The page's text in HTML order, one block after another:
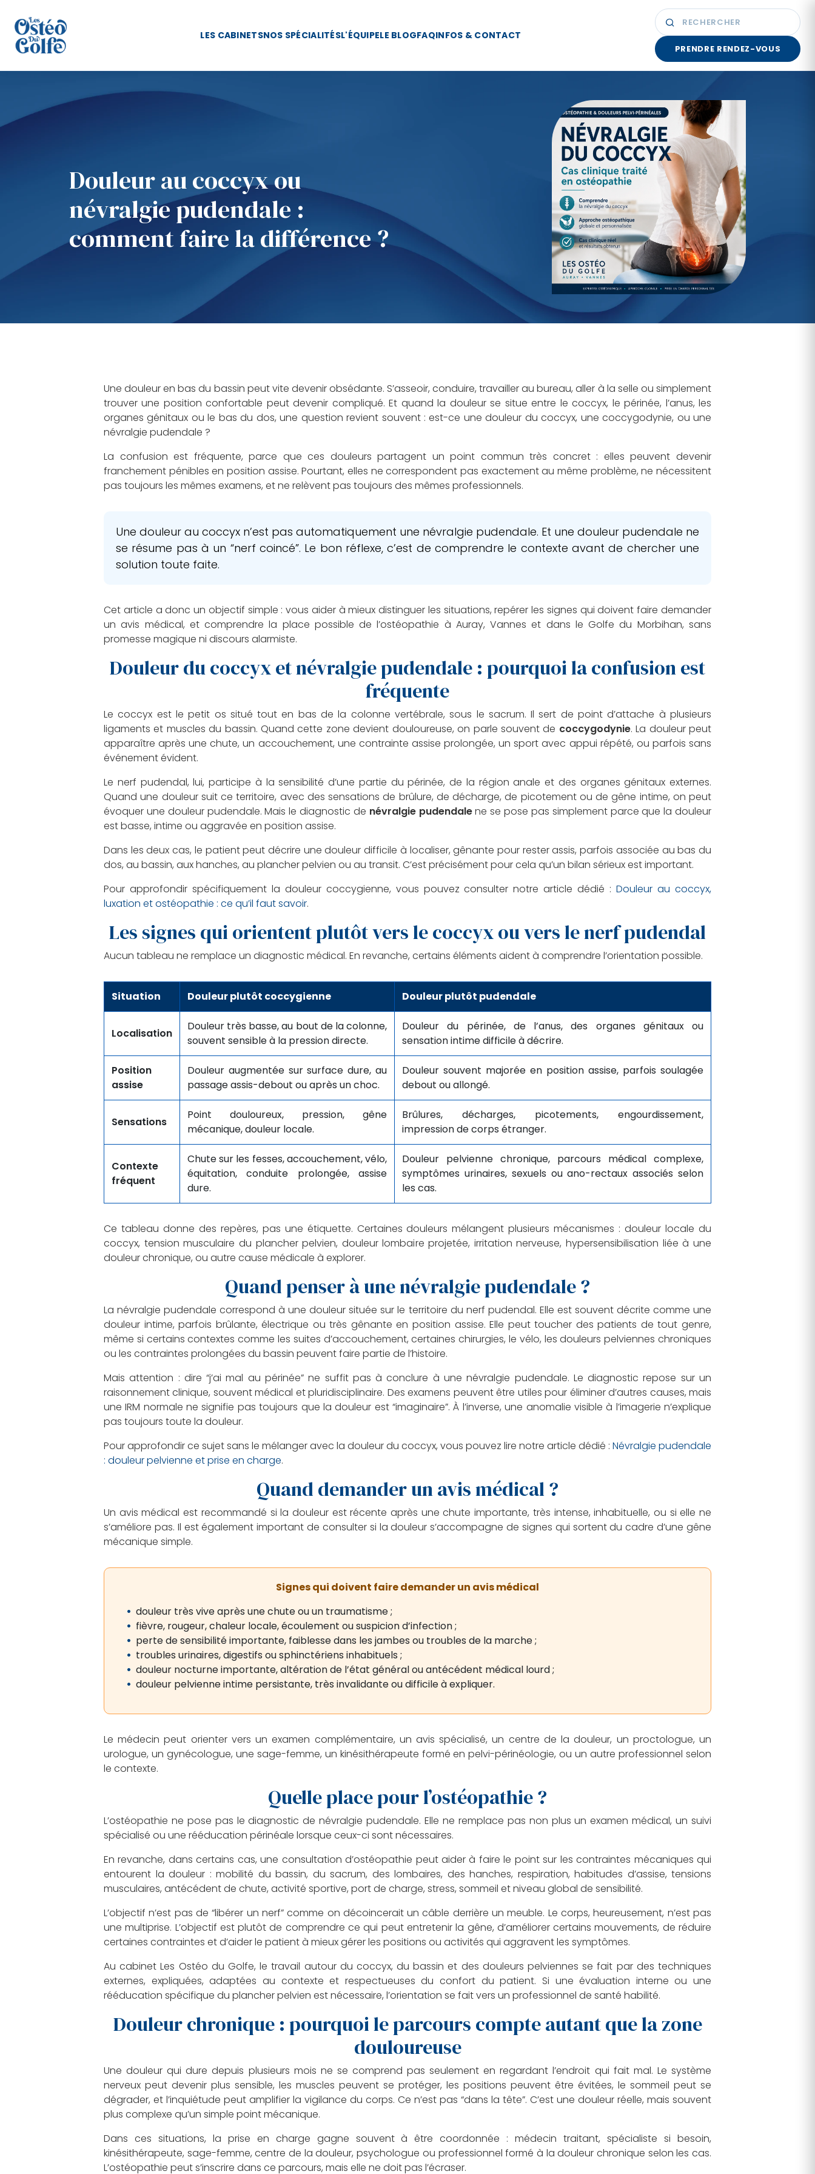
LES CABINETSNOS SPÉCIALITÉSL'ÉQUIPELE BLOGFAQINFOS & CONTACT
PRENDRE RENDEZ-VOUS
Douleur au coccyx ou
névralgie pudendale :
comment faire la différence ?
Une douleur en bas du bassin peut vite devenir obsédante. S’asseoir, conduire, travailler au bureau, aller à la selle ou simplement
trouver une position confortable peut devenir compliqué. Et quand la douleur se situe entre le coccyx, le périnée, l’anus, les
organes génitaux ou le bas du dos, une question revient souvent : est-ce une douleur du coccyx, une coccygodynie, ou une
névralgie pudendale ?
La confusion est fréquente, parce que ces douleurs partagent un point commun très concret : elles peuvent devenir
franchement pénibles en position assise. Pourtant, elles ne correspondent pas exactement au même problème, ne nécessitent
pas toujours les mêmes examens, et ne relèvent pas toujours des mêmes professionnels.
Une douleur au coccyx n’est pas automatiquement une névralgie pudendale. Et une douleur pudendale ne
se résume pas à un “nerf coincé”. Le bon réflexe, c’est de comprendre le contexte avant de chercher une
solution toute faite.
Cet article a donc un objectif simple : vous aider à mieux distinguer les situations, repérer les signes qui doivent faire demander
un avis médical, et comprendre la place possible de l’ostéopathie à Auray, Vannes et dans le Golfe du Morbihan, sans
promesse magique ni discours alarmiste.
Douleur du coccyx et névralgie pudendale : pourquoi la confusion est
fréquente
Le coccyx est le petit os situé tout en bas de la colonne vertébrale, sous le sacrum. Il sert de point d’attache à plusieurs
ligaments et muscles du bassin. Quand cette zone devient douloureuse, on parle souvent de coccygodynie. La douleur peut
apparaître après une chute, un accouchement, une contrainte assise prolongée, un sport avec appui répété, ou parfois sans
événement évident.
Le nerf pudendal, lui, participe à la sensibilité d’une partie du périnée, de la région anale et des organes génitaux externes.
Quand une douleur suit ce territoire, avec des sensations de brûlure, de décharge, de picotement ou de gêne intime, on peut
évoquer une douleur pudendale. Mais le diagnostic de névralgie pudendalene se pose pas simplement parce que la douleur
est basse, intime ou aggravée en position assise.
Dans les deux cas, le patient peut décrire une douleur difficile à localiser, gênante pour rester assis, parfois associée au bas du
dos, au bassin, aux hanches, au plancher pelvien ou au transit. C’est précisément pour cela qu’un bilan sérieux est important.
Pour approfondir spécifiquement la douleur coccygienne, vous pouvez consulter notre article dédié :Douleur au coccyx,
luxation et ostéopathie : ce qu’il faut savoir.
Les signes qui orientent plutôt vers le coccyx ou vers le nerf pudendal
Aucun tableau ne remplace un diagnostic médical. En revanche, certains éléments aident à comprendre l’orientation possible.
Situation Douleur plutôt coccygienne Douleur plutôt pudendale
Localisation
Douleur très basse, au bout de la colonne,
souvent sensible à la pression directe.
Douleur du périnée, de l’anus, des organes génitaux ou
sensation intime difficile à décrire.
Position
assise
Douleur augmentée sur surface dure, au
passage assis-debout ou après un choc.
Douleur souvent majorée en position assise, parfois soulagée
debout ou allongé.
Sensations
Point douloureux, pression, gêne
mécanique, douleur locale.
Brûlures, décharges, picotements, engourdissement,
impression de corps étranger.
Contexte
fréquent
Chute sur les fesses, accouchement, vélo,
équitation, conduite prolongée, assise
dure.
Douleur pelvienne chronique, parcours médical complexe,
symptômes urinaires, sexuels ou ano-rectaux associés selon
les cas.
Ce tableau donne des repères, pas une étiquette. Certaines douleurs mélangent plusieurs mécanismes : douleur locale du
coccyx, tension musculaire du plancher pelvien, douleur lombaire projetée, irritation nerveuse, hypersensibilisation liée à une
douleur chronique, ou autre cause médicale à explorer.
Quand penser à une névralgie pudendale ?
La névralgie pudendale correspond à une douleur située sur le territoire du nerf pudendal. Elle est souvent décrite comme une
douleur intime, parfois brûlante, électrique ou très gênante en position assise. Elle peut toucher des patients de tout genre,
même si certains contextes comme les suites d’accouchement, certaines chirurgies, le vélo, les douleurs pelviennes chroniques
ou les contraintes prolongées du bassin peuvent faire partie de l’histoire.
Mais attention : dire “j’ai mal au périnée” ne suffit pas à conclure à une névralgie pudendale. Le diagnostic repose sur un
raisonnement clinique, souvent médical et pluridisciplinaire. Des examens peuvent être utiles pour éliminer d’autres causes, mais
une IRM normale ne signifie pas toujours que la douleur est “imaginaire”. À l’inverse, une anomalie visible à l’imagerie n’explique
pas toujours toute la douleur.
Pour approfondir ce sujet sans le mélanger avec la douleur du coccyx, vous pouvez lire notre article dédié : Névralgie pudendale
: douleur pelvienne et prise en charge.
Quand demander un avis médical ?
Un avis médical est recommandé si la douleur est récente après une chute importante, très intense, inhabituelle, ou si elle ne
s’améliore pas. Il est également important de consulter si la douleur s’accompagne de signes qui sortent du cadre d’une gêne
mécanique simple.
Signes qui doivent faire demander un avis médical
douleur très vive après une chute ou un traumatisme ;
fièvre, rougeur, chaleur locale, écoulement ou suspicion d’infection ;
perte de sensibilité importante, faiblesse dans les jambes ou troubles de la marche ;
troubles urinaires, digestifs ou sphinctériens inhabituels ;
douleur nocturne importante, altération de l’état général ou antécédent médical lourd ;
douleur pelvienne intime persistante, très invalidante ou difficile à expliquer.
Le médecin peut orienter vers un examen complémentaire, un avis spécialisé, un centre de la douleur, un proctologue, un
urologue, un gynécologue, une sage-femme, un kinésithérapeute formé en pelvi-périnéologie, ou un autre professionnel selon
le contexte.
Quelle place pour l’ostéopathie ?
L’ostéopathie ne pose pas le diagnostic de névralgie pudendale. Elle ne remplace pas non plus un examen médical, un suivi
spécialisé ou une rééducation périnéale lorsque ceux-ci sont nécessaires.
En revanche, dans certains cas, une consultation d’ostéopathie peut aider à faire le point sur les contraintes mécaniques qui
entourent la douleur : mobilité du bassin, du sacrum, des lombaires, des hanches, respiration, habitudes d’assise, tensions
musculaires, antécédent de chute, activité sportive, port de charge, stress, sommeil et niveau global de sensibilité.
L’objectif n’est pas de “libérer un nerf” comme on décoincerait un câble derrière un meuble. Le corps, heureusement, n’est pas
une multiprise. L’objectif est plutôt de comprendre ce qui peut entretenir la gêne, d’améliorer certains mouvements, de réduire
certaines contraintes et d’aider le patient à mieux gérer les positions ou activités qui aggravent les symptômes.
Au cabinet Les Ostéo du Golfe, le travail autour du coccyx, du bassin et des douleurs pelviennes se fait par des techniques
externes, expliquées, adaptées au contexte et respectueuses du confort du patient. Si une évaluation interne ou une
rééducation spécifique du plancher pelvien est nécessaire, l’orientation se fait vers un professionnel de santé habilité.
Douleur chronique : pourquoi le parcours compte autant que la zone
douloureuse
Une douleur qui dure depuis plusieurs mois ne se comprend pas seulement en regardant l’endroit qui fait mal. Le système
nerveux peut devenir plus sensible, les muscles peuvent se protéger, les positions peuvent être évitées, le sommeil peut se
dégrader, et l’inquiétude peut amplifier la vigilance du corps. Ce n’est pas “dans la tête”. C’est une douleur réelle, mais souvent
plus complexe qu’un simple point mécanique.
Dans ces situations, la prise en charge gagne souvent à être coordonnée : médecin traitant, spécialiste si besoin,
kinésithérapeute, sage-femme, centre de la douleur, psychologue ou professionnel formé à la douleur chronique selon les cas.
L’ostéopathie peut s’inscrire dans ce parcours, mais elle ne doit pas l’écraser.